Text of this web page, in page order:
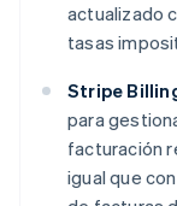
actualizado
tasas
Stripe
para
facturación
igual que